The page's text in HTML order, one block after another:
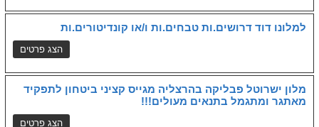
למלונו דוד דרושים.ות טבחים.ות ו/או קונדיטורים.ות
מלון ישרוטל פבליקה בהרצליה מגייס קציני ביטחון לתפקיד
מאתגר ומתגמל בתנאים מעולים!!!